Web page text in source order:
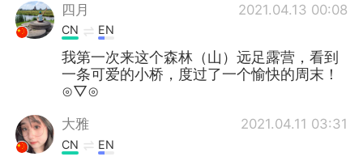
四月
2021.04.13 00:08
CN EN
我第一次来这个森林（山）远足露营，看到
一条可爱的小桥，度过了一个愉快的周末！
⊙▽⊙
大雅 2021.04.11 03:31
CN EN